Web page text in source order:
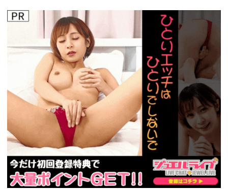
https://www.j-
live.tv/LiveChat/acs.php?
si=jwchatt&pid=MLA5661_0004&pa=lp40.php